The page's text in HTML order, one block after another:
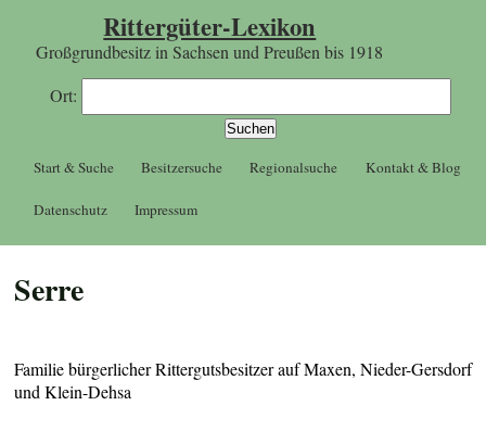
Rittergüter-Lexikon
Großgrundbesitz in Sachsen und Preußen bis 1918
Ort:
Start & Suche Besitzersuche Regionalsuche Kontakt & Blog
Datenschutz Impressum
Serre
Familie bürgerlicher Rittergutsbesitzer auf Maxen, Nieder-Gersdorf
und Klein-Dehsa